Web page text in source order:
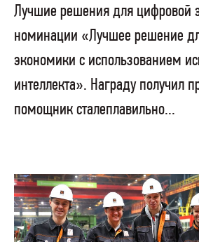
Лучшие решения для цифровой
номинации «Лучшее решение
экономики с использованием
интеллекта». Награду получил
помощник сталеплавильно...